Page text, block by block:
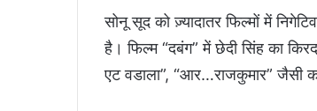
सोनू सूद को ज़्यादातर फिल्मों में
है। फिल्म “दबंग” में छेदी सिंह का
एट वडाला”, “आर…राजकुमार” जैसी